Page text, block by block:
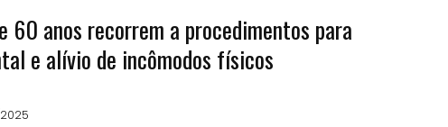
60 anos recorrem a procedimentos para
e alívio de incômodos físicos
2025